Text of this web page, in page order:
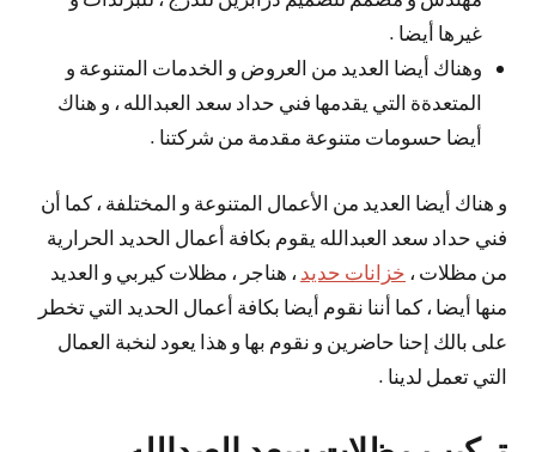
غيرها أيضا .
وهناك أيضا العديد من العروض و الخدمات المتنوعة و
المتعدةة التي يقدمها فني حداد سعد العبدالله ، و هناك
أيضا حسومات متنوعة مقدمة من شركتنا .
و هناك أيضا العديد من الأعمال المتنوعة و المختلفة ، كما أن
فني حداد سعد العبدالله يقوم بكافة أعمال الحديد الحرارية
من مظلات ، خزانات حديد ، هناجر ، مظلات كيربي و العديد
منها أيضا ، كما أننا نقوم أيضا بكافة أعمال الحديد التي تخطر
على بالك إحنا حاضرين و نقوم بها و هذا يعود لنخبة العمال
التي تعمل لدينا .